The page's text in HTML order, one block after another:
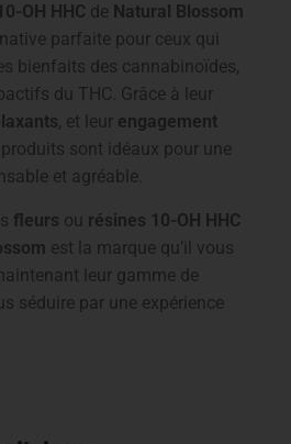
OH HHC de Natural Blossom
parfaite pour ceux qui
bienfaits des cannabinoïdes,
du THC. Grâce à leur
, et leur engagement
produits sont idéaux pour une
et agréable.
fleurs ou résines 10-OH HHC
est la marque qu’il vous
leur gamme de
séduire par une expérience